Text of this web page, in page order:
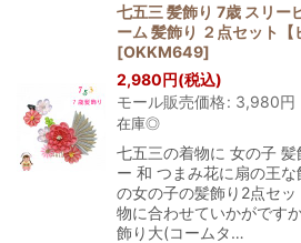
七五三 髪飾り 7歳 スリー
ーム 髪飾り ２点セット【
[OKKM649]
2,980円(税込)
モール販売価格: 3,980円
在庫◎
七五三の着物に 女の子 髪
ー 和 つまみ花に扇の王
の女の子の髪飾り2点セ
物に合わせていかがで
飾り大(コームタ…